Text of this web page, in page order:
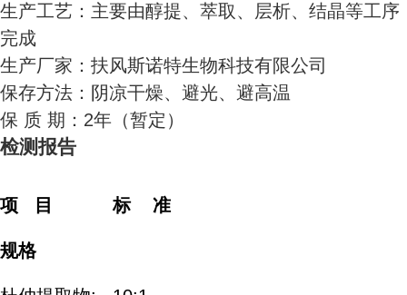
生产工艺：主要由醇提、萃取、层析、结晶等工序
完成
生产厂家：扶风斯诺特生物科技有限公司
保存方法：阴凉干燥、避光、避高温
保 质 期：2年（暂定）
检测报告
项 目 标 准
规格